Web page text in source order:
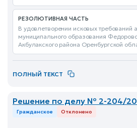
РЕЗОЛЮТИВНАЯ ЧАСТЬ
В удовлетворении исковых требований
муниципального образования
Акбулакского района Оренбургской
ПОЛНЫЙ ТЕКСТ
Решение по делу № 2-204/
Гражданское Отклонено